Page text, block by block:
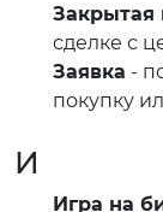
Закрытая
сделке с
Заявка -
покупку
И
Игра на